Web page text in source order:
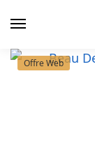
principal
Offre Web